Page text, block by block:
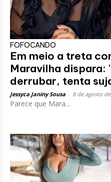
FOFOCANDO
Em meio a treta
Maravilha dispara:
derrubar, tenta
Jessyca Janiny Sousa 8 de agosto
Parece que Mara...